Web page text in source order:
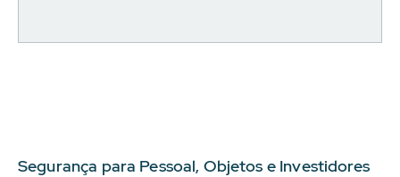
Segurança para Pessoal, Objetos e Investidores